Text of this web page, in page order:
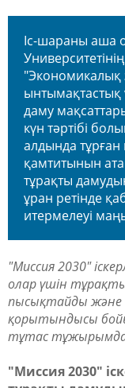
Іс-шараны аша
"Экономикалық
ынтымақтастық
даму
күн тәртібі
алдында тұрған
қамтитынын
тұрақты
ұран ретінде
итермелеуі
"Миссия 2030"
олар үшін
пысықтайды
қорытындысы
тұтас
"Миссия 2030"